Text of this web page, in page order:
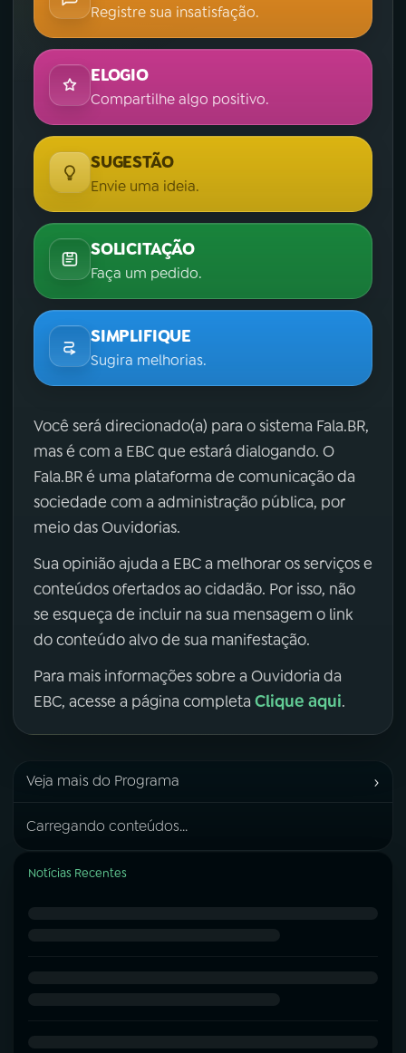
Registre sua insatisfação.
ELOGIO
Compartilhe algo positivo.
SUGESTÃO
Envie uma ideia.
SOLICITAÇÃO
Faça um pedido.
SIMPLIFIQUE
Sugira melhorias.
Você será direcionado(a) para o sistema Fala.BR,
mas é com a EBC que estará dialogando. O
Fala.BR é uma plataforma de comunicação da
sociedade com a administração pública, por
meio das Ouvidorias.
Sua opinião ajuda a EBC a melhorar os serviços e
conteúdos ofertados ao cidadão. Por isso, não
se esqueça de incluir na sua mensagem o link
do conteúdo alvo de sua manifestação.
Para mais informações sobre a Ouvidoria da
EBC, acesse a página completa Clique aqui.
Veja mais do Programa ›
Carregando conteúdos...
Notícias Recentes